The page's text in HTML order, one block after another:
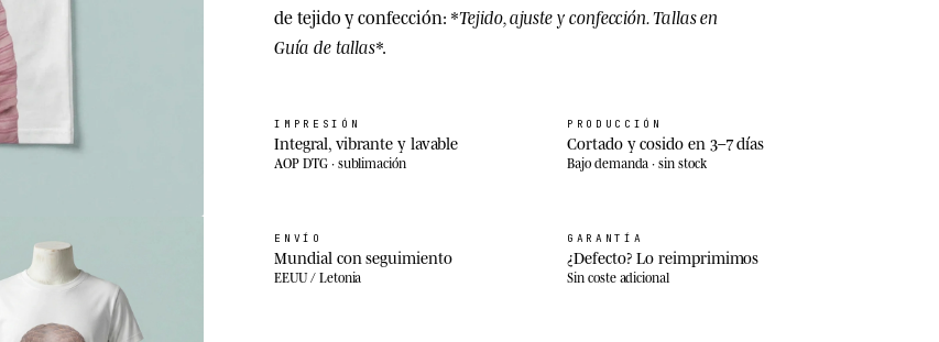
de tejido y confección: *Tejido, ajuste y confección. Tallas en
Guía de tallas*.
IMPRESIÓN
Integral, vibrante y lavable
AOP DTG · sublimación
PRODUCCIÓN
Cortado y cosido en 3–7 días
Bajo demanda · sin stock
ENVÍO
Mundial con seguimiento
EEUU / Letonia
GARANTÍA
¿Defecto? Lo reimprimimos
Sin coste adicional